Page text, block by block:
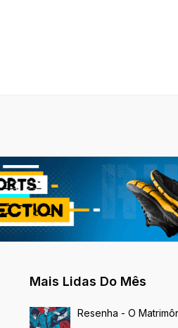
Mais Lidas Do Mês
Resenha - O